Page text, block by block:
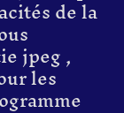
de la
jpeg ,
les